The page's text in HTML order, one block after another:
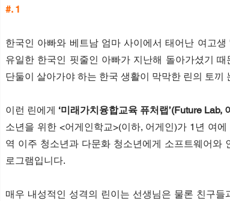
#. 1
한국인 아빠와 베트남 엄마 사이에서 태어난 여고
유일한 한국인 핏줄인 아빠가 지난해 돌아가셨기
단둘이 살아가야 하는 한국 생활이 막막한 린의 토끼
이런 린에게 ‘미래가치융합교육 퓨처랩’(Future Lab,
소년을 위한 <어게인학교>(이하, 어게인)가 1년 여
역 이주 청소년과 다문화 청소년에게 소프트웨어와
로그램입니다.
매우 내성적인 성격의 린이는 선생님은 물론 친구